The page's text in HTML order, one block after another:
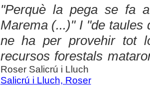
"Perquè la pega se fa
Marema (...)" I "de taules
ne ha per provehir tot
recursos forestals
Roser Salicrú i Lluch
Salicrú i Lluch, Roser